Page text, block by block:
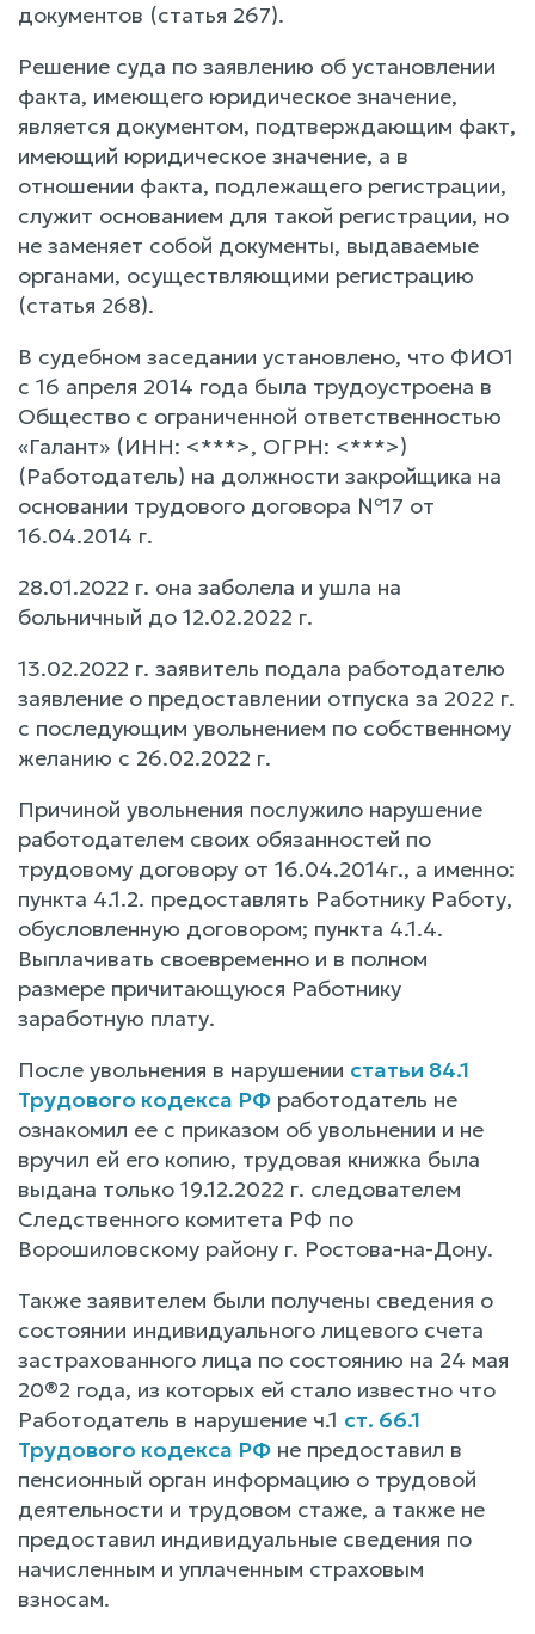
документов (статья 267).
Решение суда по заявлению об установлении
факта, имеющего юридическое значение,
является документом, подтверждающим факт,
имеющий юридическое значение, а в
отношении факта, подлежащего регистрации,
служит основанием для такой регистрации, но
не заменяет собой документы, выдаваемые
органами, осуществляющими регистрацию
(статья 268).
В судебном заседании установлено, что ФИО1
с 16 апреля 2014 года была трудоустроена в
Общество с ограниченной ответственностью
«Галант» (ИНН: <***>, ОГРН: <***>)
(Работодатель) на должности закройщика на
основании трудового договора №17 от
16.04.2014 г.
28.01.2022 г. она заболела и ушла на
больничный до 12.02.2022 г.
13.02.2022 г. заявитель подала работодателю
заявление о предоставлении отпуска за 2022 г.
с последующим увольнением по собственному
желанию с 26.02.2022 г.
Причиной увольнения послужило нарушение
работодателем своих обязанностей по
трудовому договору от 16.04.2014г., а именно:
пункта 4.1.2. предоставлять Работнику Работу,
обусловленную договором; пункта 4.1.4.
Выплачивать своевременно и в полном
размере причитающуюся Работнику
заработную плату.
После увольнения в нарушении статьи 84.1
Трудового кодекса РФ работодатель не
ознакомил ее с приказом об увольнении и не
вручил ей его копию, трудовая книжка была
выдана только 19.12.2022 г. следователем
Следственного комитета РФ по
Ворошиловскому району г. Ростова-на-Дону.
Также заявителем были получены сведения о
состоянии индивидуального лицевого счета
застрахованного лица по состоянию на 24 мая
20®2 года, из которых ей стало известно что
Работодатель в нарушение ч.1 ст. 66.1
Трудового кодекса РФ не предоставил в
пенсионный орган информацию о трудовой
деятельности и трудовом стаже, а также не
предоставил индивидуальные сведения по
начисленным и уплаченным страховым
взносам.